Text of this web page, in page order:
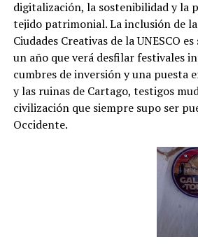
digitalización, la sostenibilidad y la
tejido patrimonial. La inclusión de
Ciudades Creativas de la UNESCO
un año que verá desfilar festivales
cumbres de inversión y una puesta
y las ruinas de Cartago, testigos
civilización que siempre supo ser
Occidente.